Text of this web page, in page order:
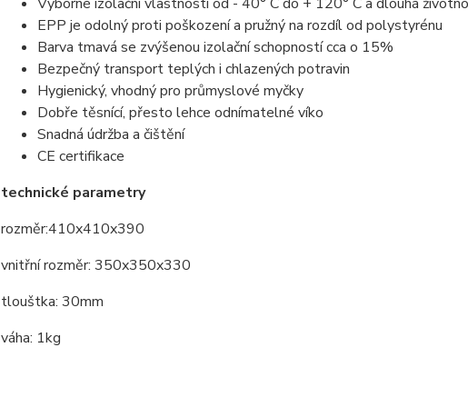
EPP je odolný proti poškození a pružný na rozdíl od polystyrénu
Barva tmavá se zvýšenou izolační schopností cca o 15%
Bezpečný transport teplých i chlazených potravin
Hygienický, vhodný pro průmyslové myčky
Dobře těsnící, přesto lehce odnímatelné víko
Snadná údržba a čištění
CE certifikace
technické parametry
rozměr:410x410x390
vnitřní rozměr: 350x350x330
tlouštka: 30mm
váha: 1kg